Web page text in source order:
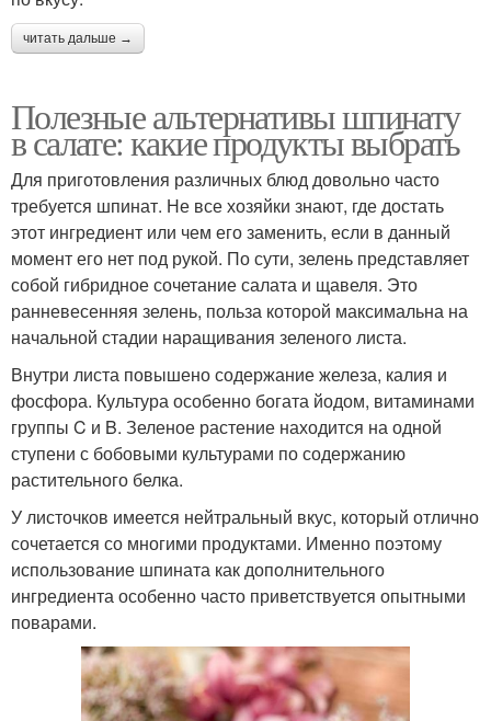
читать дальше →
Полезные альтернативы шпинату
в салате: какие продукты выбрать
Для приготовления различных блюд довольно часто
требуется шпинат. Не все хозяйки знают, где достать
этот ингредиент или чем его заменить, если в данный
момент его нет под рукой. По сути, зелень представляет
собой гибридное сочетание салата и щавеля. Это
ранневесенняя зелень, польза которой максимальна на
начальной стадии наращивания зеленого листа.
Внутри листа повышено содержание железа, калия и
фосфора. Культура особенно богата йодом, витаминами
группы C и B. Зеленое растение находится на одной
ступени с бобовыми культурами по содержанию
растительного белка.
У листочков имеется нейтральный вкус, который отлично
сочетается со многими продуктами. Именно поэтому
использование шпината как дополнительного
ингредиента особенно часто приветствуется опытными
поварами.